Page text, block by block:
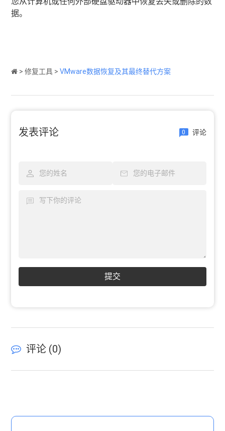
据。
>修复工具 >VMware数据恢复及其最终替代方案
发表评论 0 评论
提交
评论 (0)